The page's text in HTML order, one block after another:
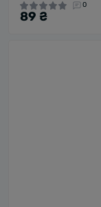
0
89 ₴